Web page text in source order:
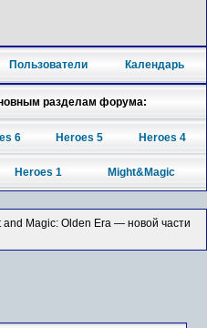
Пользователи Календарь
разделам форума:
6 Heroes 5 Heroes 4
Heroes 1 Might&Magic
Magic: Olden Era — новой части